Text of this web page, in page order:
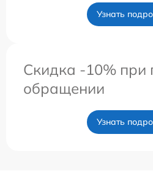
Узнать
Скидка -10% при
обращении
Узнать